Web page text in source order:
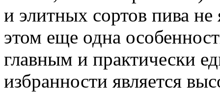
и элитных сортов пива
этом еще одна
главным и практически
избранности является